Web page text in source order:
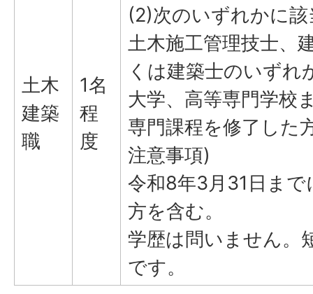
土木
建築
職
1名
程
度
(2)次のいずれかに
土木施工管理技士、
くは建築士のいずれ
大学、高等専門学校
専門課程を修了した
注意事項)
令和8年3月31日ま
方を含む。
学歴は問いません。
です。